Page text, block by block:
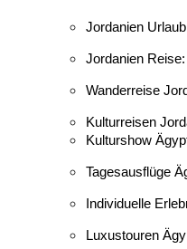
Jordanien
Jordanien
Wanderreise
Kulturreisen
Kulturshow
Tagesausflüge
Individuelle
Luxustouren